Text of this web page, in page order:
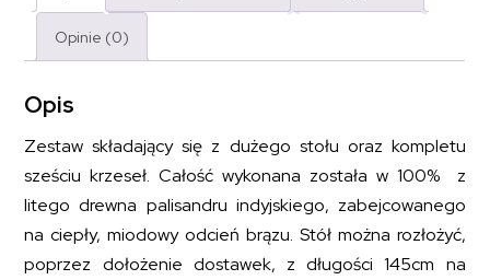
Opinie (0)
Opis
Zestaw składający się z dużego stołu oraz kompletu
sześciu krzeseł. Całość wykonana została w 100% z
litego drewna palisandru indyjskiego, zabejcowanego
na ciepły, miodowy odcień brązu. Stół można rozłożyć,
poprzez dołożenie dostawek, z długości 145cm na